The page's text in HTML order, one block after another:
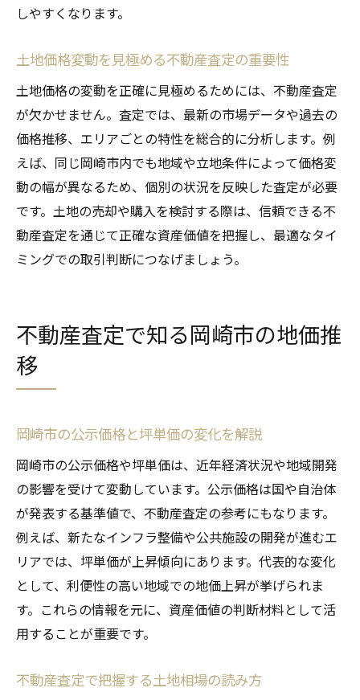
ント
しやすくなります。
土地価格変動を見極める不動産査定の重要性
土地価格の変動を正確に見極めるためには、不動産査定
が欠かせません。査定では、最新の市場データや過去の
価格推移、エリアごとの特性を総合的に分析します。例
えば、同じ岡崎市内でも地域や立地条件によって価格変
動の幅が異なるため、個別の状況を反映した査定が必要
です。土地の売却や購入を検討する際は、信頼できる不
動産査定を通じて正確な資産価値を把握し、最適なタイ
ミングでの取引判断につなげましょう。
不動産査定で知る岡崎市の地価推
移
岡崎市の公示価格と坪単価の変化を解説
岡崎市の公示価格や坪単価は、近年経済状況や地域開発
の影響を受けて変動しています。公示価格は国や自治体
が発表する基準値で、不動産査定の参考にもなります。
例えば、新たなインフラ整備や公共施設の開発が進むエ
リアでは、坪単価が上昇傾向にあります。代表的な変化
として、利便性の高い地域での地価上昇が挙げられま
す。これらの情報を元に、資産価値の判断材料として活
用することが重要です。
不動産査定で把握する土地相場の読み方